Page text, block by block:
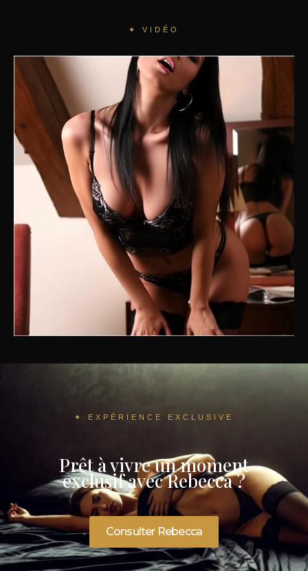
✦ VIDÉO
✦ EXPÉRIENCE EXCLUSIVE
Prêt à vivre un moment
exclusif avec Rebecca ?
Consulter Rebecca